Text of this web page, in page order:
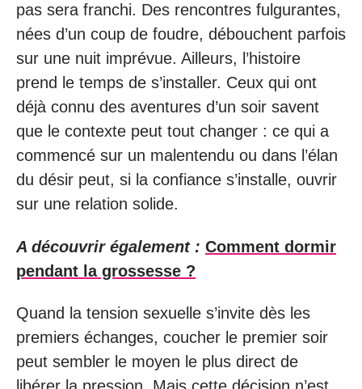
pas sera franchi. Des rencontres fulgurantes,
nées d’un coup de foudre, débouchent parfois
sur une nuit imprévue. Ailleurs, l’histoire
prend le temps de s’installer. Ceux qui ont
déjà connu des aventures d’un soir savent
que le contexte peut tout changer : ce qui a
commencé sur un malentendu ou dans l’élan
du désir peut, si la confiance s’installe, ouvrir
sur une relation solide.
A découvrir également : Comment dormir
pendant la grossesse ?
Quand la tension sexuelle s’invite dès les
premiers échanges, coucher le premier soir
peut sembler le moyen le plus direct de